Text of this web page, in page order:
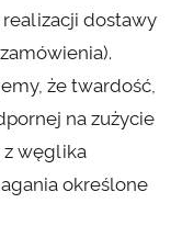
dostawy
że twardość,
na zużycie
z węglika
określone